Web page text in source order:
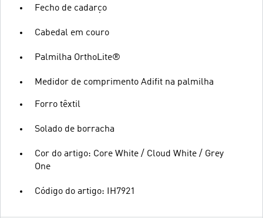
Fecho de cadarço
Cabedal em couro
Palmilha OrthoLite®
Medidor de comprimento Adifit na palmilha
Forro têxtil
Solado de borracha
Cor do artigo: Core White / Cloud White / Grey
One
Código do artigo: IH7921